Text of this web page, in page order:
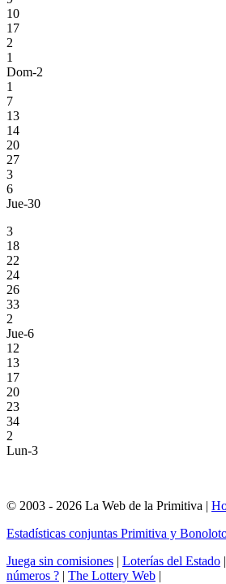
10
17
2
1
Dom-2
1
7
13
14
20
27
3
6
Jue-30
3
18
22
24
26
33
2
Jue-6
12
13
17
20
23
34
2
Lun-3
© 2003 - 2026 La Web de la Primitiva |
Estadísticas conjuntas Primitiva y
Juega sin comisiones | Loterías del Estado |
números ? | The Lottery Web |